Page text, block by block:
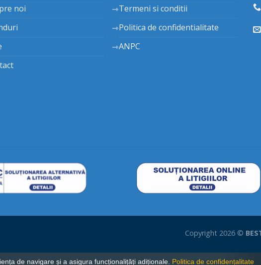
noi
Termeni si conditii
Politica de confidentialitate
ANPC
Copyright 2026 ©
de navigare și a asigura funcționalițăți adiționale. Politica de confidențalitate